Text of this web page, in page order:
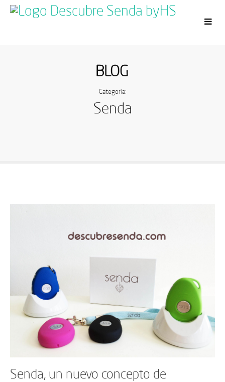
BLOG
Categoría:
Senda
Senda, un nuevo concepto de